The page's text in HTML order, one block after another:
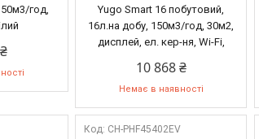
год,
Yugo Smart 16 побутовий,
16л.на добу, 150м3/год, 30м2,
дисплей, ел. кер-ня, Wi-Fi,
10 868 ₴
Немає в наявності
CH-PHF45402EV